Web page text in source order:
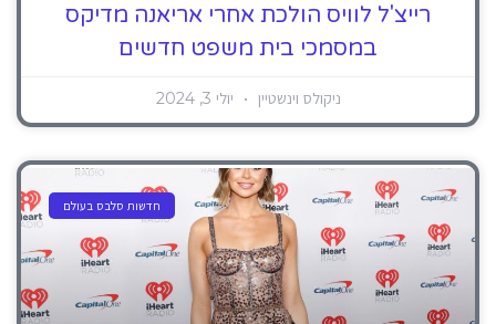
רייצ'ל לוויס הולכת אחרי אריאנה מדיקס
במסמכי בית משפט חדשים
ניקולס וינשטיין יולי 3, 2024
חדשות סלבס בעולם